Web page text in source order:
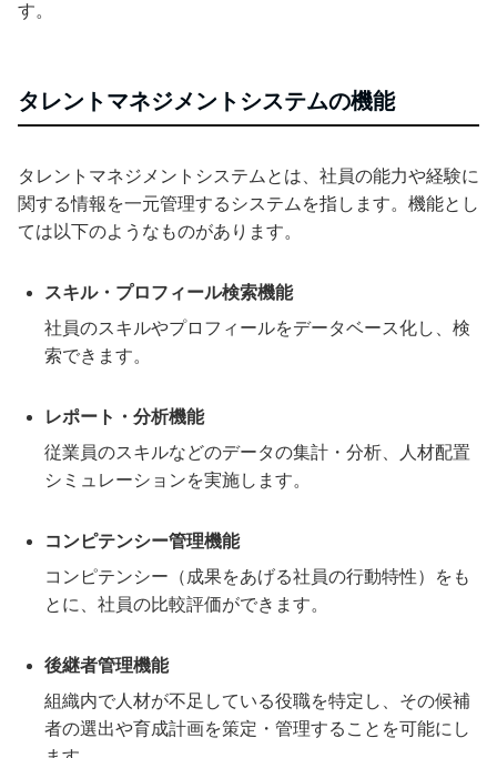
す。
タレントマネジメントシステムの機能
タレントマネジメントシステムとは、社員の能力や経験に
関する情報を一元管理するシステムを指します。機能とし
ては以下のようなものがあります。
スキル・プロフィール検索機能
社員のスキルやプロフィールをデータベース化し、検
索できます。
レポート・分析機能
従業員のスキルなどのデータの集計・分析、人材配置
シミュレーションを実施します。
コンピテンシー管理機能
コンピテンシー（成果をあげる社員の行動特性）をも
とに、社員の比較評価ができます。
後継者管理機能
組織内で人材が不足している役職を特定し、その候補
者の選出や育成計画を策定・管理することを可能にし